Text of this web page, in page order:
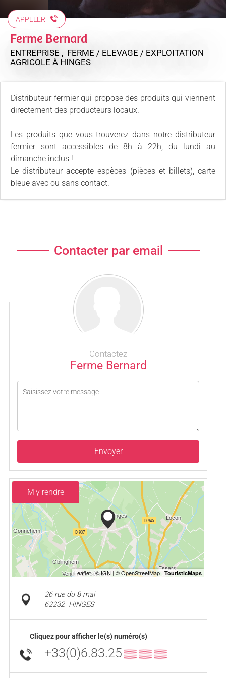
APPELER
Ferme Bernard
ENTREPRISE , FERME / ELEVAGE / EXPLOITATION
AGRICOLE À HINGES
Distributeur fermier qui propose des produits qui viennent
directement des producteurs locaux.
Les produits que vous trouverez dans notre distributeur
fermier sont accessibles de 8h à 22h, du lundi au
dimanche inclus !
Le distributeur accepte espèces (pièces et billets), carte
bleue avec ou sans contact.
Contacter par email
Contactez
Ferme Bernard
Envoyer
M'y rendre
26 rue du 8 mai
62232 HINGES
Cliquez pour afficher le(s) numéro(s)
+33(0)6.83.25▒▒ ▒▒ ▒▒